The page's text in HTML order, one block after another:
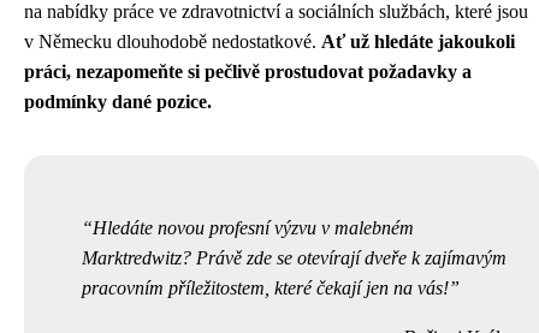
na nabídky práce ve zdravotnictví a sociálních službách, které jsou
v Německu dlouhodobě nedostatkové. Ať už hledáte jakoukoli
práci, nezapomeňte si pečlivě prostudovat požadavky a
podmínky dané pozice.
Hledáte novou profesní výzvu v malebném
Marktredwitz? Právě zde se otevírají dveře k zajímavým
pracovním příležitostem, které čekají jen na vás!